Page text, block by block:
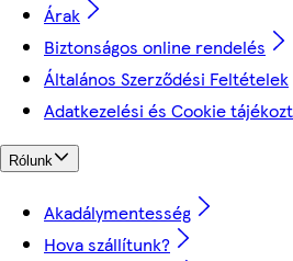
Árak
Biztonságos online rendelés
Általános Szerződési Feltételek
Adatkezelési és Cookie
Rólunk
Akadálymentesség
Hova szállítunk?